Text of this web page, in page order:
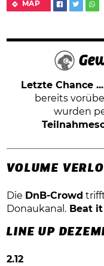
MAP
Letzte Chance
bereits
wurden
VOLUME
Die DnB-Crowd
Donaukanal. Beat
LINE UP
2.12